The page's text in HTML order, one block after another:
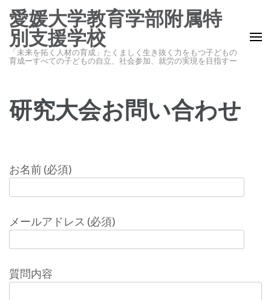
ン
ン
ス
(Enter
す)
愛媛大学教育学部附属特
別支援学校
「未来を拓く人材の育成」たくましく生き抜く力をもつ子どもの
育成ーすべての子どもの自立、社会参加、就労の実現を目指すー
研究大会お問い合わせ
お名前 (必須)
メールアドレス (必須)
質問内容